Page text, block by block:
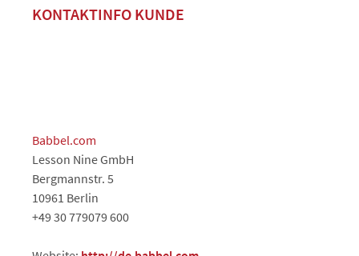
KONTAKTINFO KUNDE
Babbel.com
Lesson Nine GmbH
Bergmannstr. 5
10961 Berlin
+49 30 779079 600